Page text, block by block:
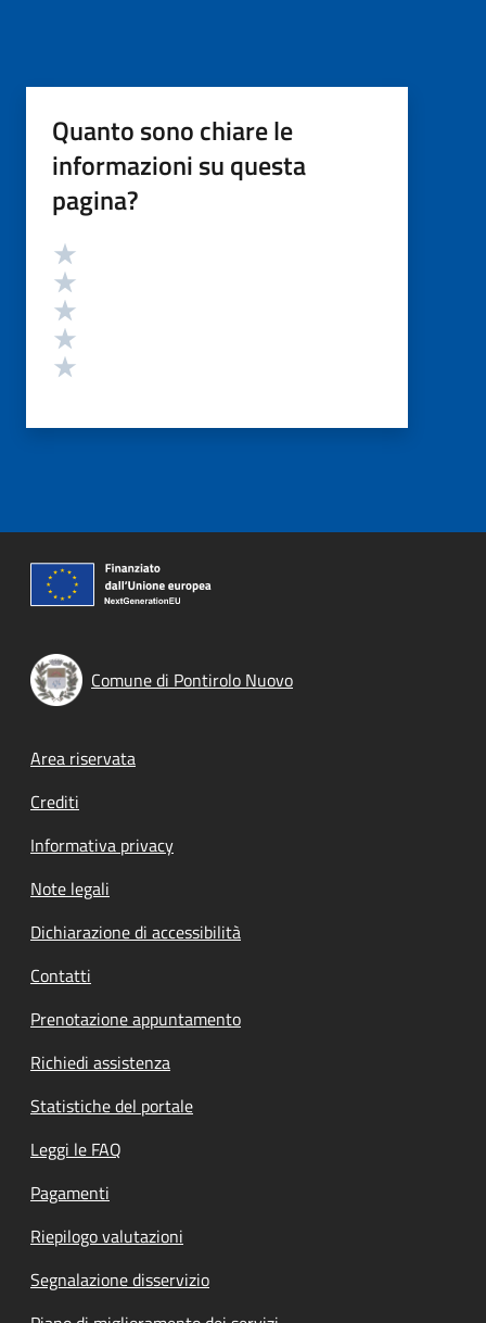
Quanto sono chiare le
informazioni su questa
pagina?
Valutazione
Comune di Pontirolo Nuovo
Footer menu
Area riservata
Crediti
Informativa privacy
Note legali
Dichiarazione di accessibilità
Contatti
Prenotazione appuntamento
Richiedi assistenza
Statistiche del portale
Leggi le FAQ
Pagamenti
Riepilogo valutazioni
Segnalazione disservizio